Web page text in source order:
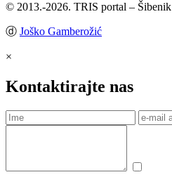
© 2013.-2026. TRIS portal – Šibenik
ⓓ Joško Gamberožić
×
Kontaktirajte nas